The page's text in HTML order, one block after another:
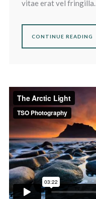
vitae erat vel fringilla.
CONTINUE READING